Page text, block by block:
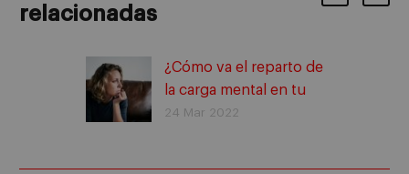
relacionadas
¿Cómo va el reparto de
la carga mental en tu
empresa? Ideas para
24 Mar 2022